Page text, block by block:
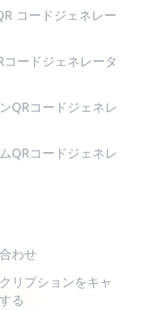
コードジェネレー
コードジェネレータ
QRコードジェネレ
QRコードジェネレ
わせ
リプションをキャ
る